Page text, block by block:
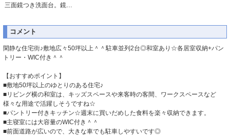
三面鏡つき洗面台。鏡裏にたっぷりとした収納スペースがあります。鏡を閉めてしまえば小物は見えないため、スッキリとした印象の洗面台にできます。
コメント
閑静な住宅街♪敷地広々50坪以上＾＾駐車並列2台◎和室あり☆各居室収納+パン
トリー・WIC付き＾＾
【おすすめポイント】
■敷地50坪以上のゆとりのある住宅♪
■リビング横の和室は、キッズスペースや来客時の客間、ワークスペースなど
様々な用途で活躍しそうですね☆
■パントリー付きキッチン☆週末に買いだめした食料を楽々収納できます。
■主寝室には大容量のWIC付き＾＾
■前面道路が広いので、大きな車でも駐車しやすいです◎